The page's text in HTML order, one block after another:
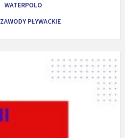
WATERPOLO
ZAWODY PŁYWACKIE